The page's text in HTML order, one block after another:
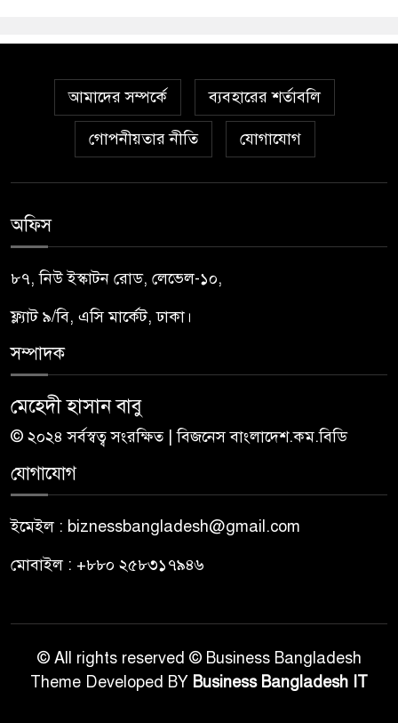
আমাদের সম্পর্কে ব্যবহারের শর্তাবলি
গোপনীয়তার নীতি যোগাযোগ
অফিস
৮৭, নিউ ইস্কাটন রোড, লেভেল-১০,
ফ্ল্যাট ৯/বি, এসি মার্কেট, ঢাকা।
সম্পাদক
মেহেদী হাসান বাবু
© ২০২৪ সর্বস্বত্ব সংরক্ষিত | বিজনেস বাংলাদেশ.কম.বিডি
যোগাযোগ
ইমেইল : biznessbangladesh@gmail.com
মোবাইল : +৮৮০ ২৫৮৩১৭৯৪৬
© All rights reserved © Business Bangladesh
Theme Developed BY Business Bangladesh IT